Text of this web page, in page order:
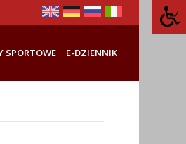
SPORTOWE E-DZIENNIK